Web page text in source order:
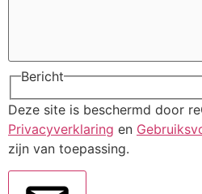
Bericht
Deze site is beschermd door
Privacyverklaring en
zijn van toepassing.